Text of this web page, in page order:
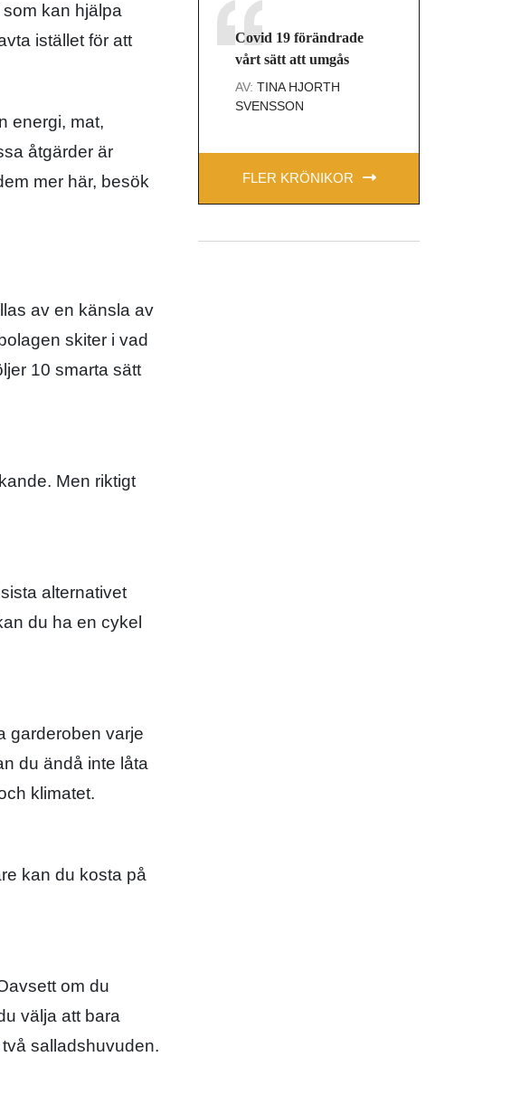
kan hjälpa
istället för att
energi, mat,
åtgärder är
mer här, besök
av en känsla av
skiter i vad
10 smarta sätt
Men riktigt
alternativet
du ha en cykel
garderoben varje
du ändå inte låta
klimatet.
kan du kosta på
om du
välja att bara
salladshuvuden.
Covid 19 förändrade
vårt sätt att umgås
AV: TINA HJORTH
SVENSSON
FLER KRÖNIKOR